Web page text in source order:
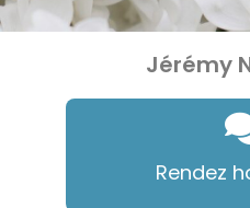
Jérémy
Rendez